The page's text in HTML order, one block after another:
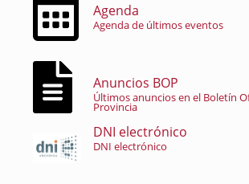
Agenda
Agenda de últimos eventos
Anuncios BOP
Últimos anuncios en el Boletín
Provincia
DNI electrónico
DNI electrónico